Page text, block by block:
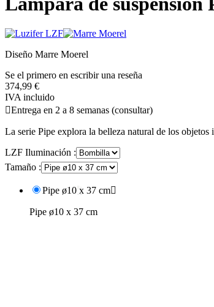
Diseño Marre Moerel
Se el primero en escribir una reseña
374,99 €
IVA incluido
Entrega en 2 a 8 semanas (consultar)
La serie Pipe explora la belleza natural de los
LZF Iluminación :
Tamaño :
Pipe ø10 x 37 cm
Pipe ø10 x 37 cm